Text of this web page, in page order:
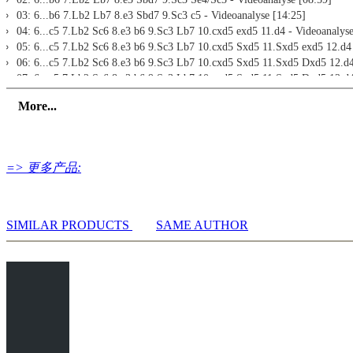
03: 6...b6 7.Lb2 Lb7 8.e3 Sbd7 9.Sc3 c5 - Videoanalyse [14:25]
04: 6...c5 7.Lb2 Sc6 8.e3 b6 9.Sc3 Lb7 10.cxd5 exd5 11.d4 -
05: 6...c5 7.Lb2 Sc6 8.e3 b6 9.Sc3 Lb7 10.cxd5 Sxd5 11.Sxd5 exd5
06: 6...c5 7.Lb2 Sc6 8.e3 b6 9.Sc3 Lb7 10.cxd5 Sxd5 11.Sxd5 Dxd5
07: 6...c5 7.Lb2 Sc6 8.e3 b6 9.Sc3 Lb7 10.cxd5 Sxd5 11.Sxd5 Dxd5
09: 6...c5 7.Lb2 Sc6 8.e3 b6 9.Sc3 dxc4 10.bxc4 Lb7 11.De2 a6/Dd7/Tc8/
01: 4...Lg4 Einführung - Videoanalyse [07:01]
04: 4...Lg4 5.0-0 e6 6.d3 Sbd7 7.cxd5 cxd5 8.Db3 Db6/Sc5 -
More...
=> 更多产品:
SIMILAR PRODUCTS SAME AUTHOR